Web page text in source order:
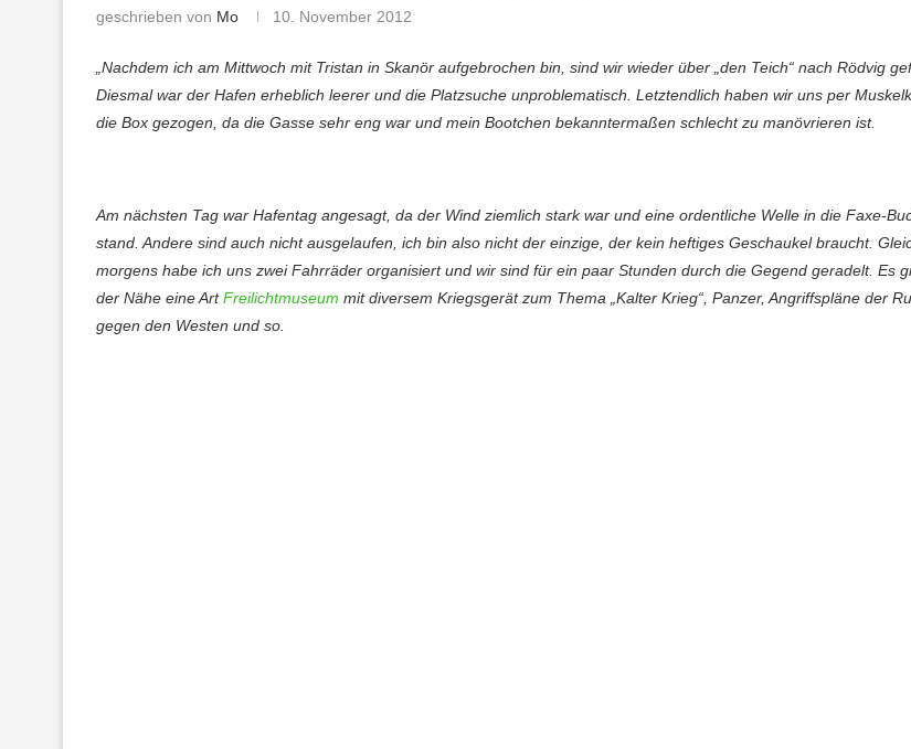
geschrieben von Mo 10. November 2012
„Nachdem ich am Mittwoch mit Tristan in Skanör aufgebrochen bin, sind wir wieder über „den Teich“ nach Rödvig
Diesmal war der Hafen erheblich leerer und die Platzsuche unproblematisch. Letztendlich haben wir uns per
die Box gezogen, da die Gasse sehr eng war und mein Bootchen bekanntermaßen schlecht zu manövrieren ist.
Am nächsten Tag war Hafentag angesagt, da der Wind ziemlich stark war und eine ordentliche Welle in die Faxe-
stand. Andere sind auch nicht ausgelaufen, ich bin also nicht der einzige, der kein heftiges Geschaukel braucht.
morgens habe ich uns zwei Fahrräder organisiert und wir sind für ein paar Stunden durch die Gegend geradelt. Es
der Nähe eine ArtFreilichtmuseum mit diversem Kriegsgerät zum Thema „Kalter Krieg“, Panzer, Angriffspläne der
gegen den Westen und so.